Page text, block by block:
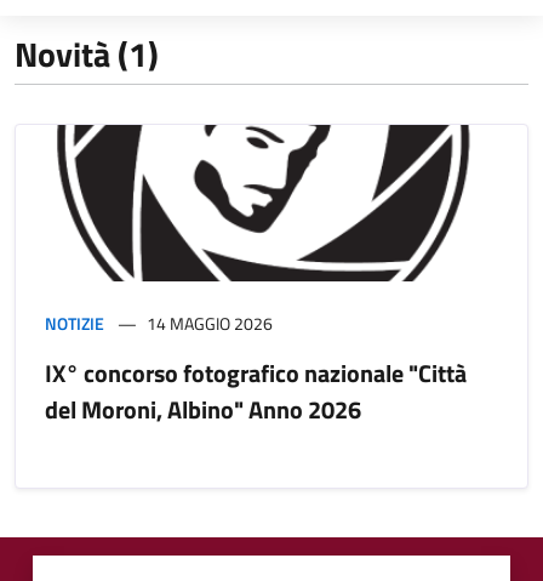
Novità (1)
NOTIZIE 14 MAGGIO 2026
IX° concorso fotografico nazionale "Città
del Moroni, Albino" Anno 2026